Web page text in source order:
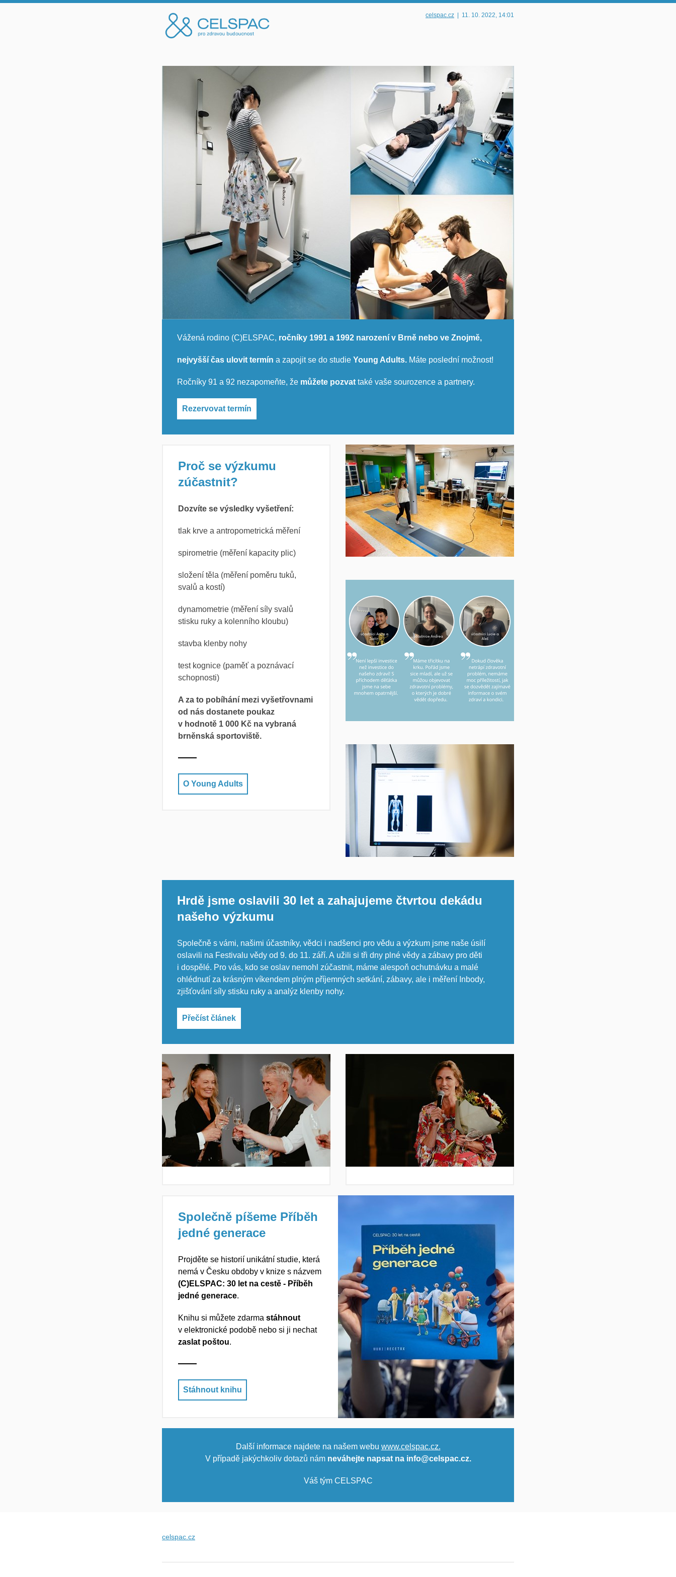
celspac.cz 11. 10. 2022, 14:01
Vážená rodino (C)ELSPAC, ročníky 1991 a 1992 narození v Brně nebo ve Znojmě,
nejvyšší čas ulovit termín a zapojit se do studie Young Adults. Máte poslední možnost!
Ročníky 91 a 92 nezapomeňte, že můžete pozvat také vaše sourozence a partnery.
Rezervovat termín
Proč se výzkumu
zúčastnit?
Dozvíte se výsledky vyšetření:
tlak krve a antropometrická měření
spirometrie (měření kapacity plic)
složení těla (měření poměru tuků,
svalů a kostí)
dynamometrie (měření síly svalů
stisku ruky a kolenního kloubu)
stavba klenby nohy
test kognice (paměť a poznávací
schopnosti)
A za to pobíhání mezi vyšetřovnami
od nás dostanete poukaz
v hodnotě 1 000 Kč na vybraná
brněnská sportoviště.
O Young Adults
Hrdě jsme oslavili 30 let a zahajujeme čtvrtou dekádu
našeho výzkumu
Společně s vámi, našimi účastníky, vědci i nadšenci pro vědu a výzkum jsme naše úsilí
oslavili na Festivalu vědy od 9. do 11. září. A užili si tři dny plné vědy a zábavy pro děti
i dospělé. Pro vás, kdo se oslav nemohl zúčastnit, máme alespoň ochutnávku a malé
ohlédnutí za krásným víkendem plným příjemných setkání, zábavy, ale i měření Inbody,
zjišťování síly stisku ruky a analýz klenby nohy.
Přečíst článek
Společně píšeme Příběh
jedné generace
Projděte se historií unikátní studie, která
nemá v Česku obdoby v knize s názvem
(C)ELSPAC: 30 let na cestě - Příběh
jedné generace.
Knihu si můžete zdarma stáhnout
v elektronické podobě nebo si ji nechat
zaslat poštou.
Stáhnout knihu
Další informace najdete na našem webu www.celspac.cz.
V případě jakýchkoliv dotazů nám neváhejte napsat na info@celspac.cz.
Váš tým CELSPAC
celspac.cz